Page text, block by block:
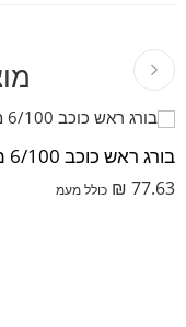
בורג ראש כוכב 6/100 מיברג
77.63
₪ כולל מעמ